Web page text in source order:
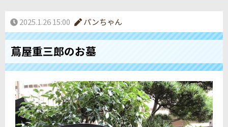
2025.1.26 15:00 パンちゃん
蔦屋重三郎のお墓